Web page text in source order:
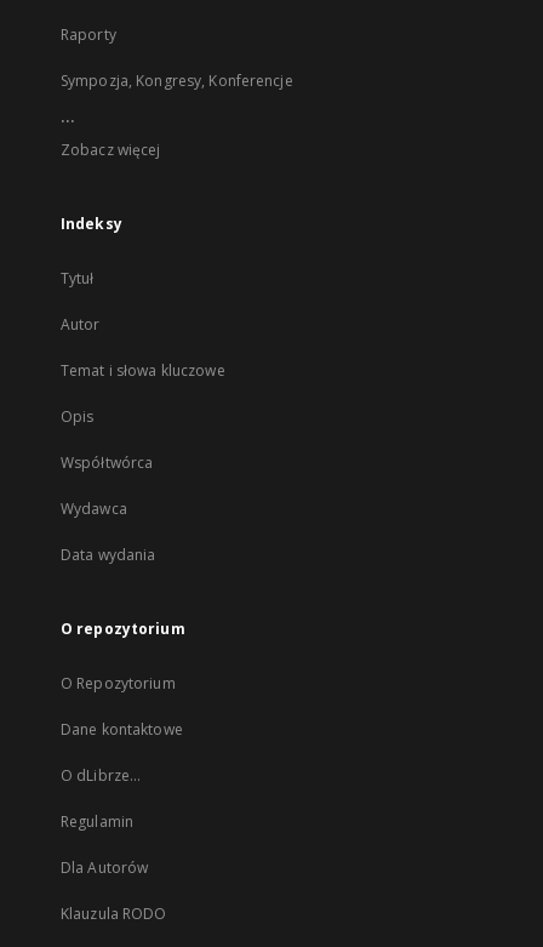
Raporty
Sympozja, Kongresy, Konferencje
...
Zobacz więcej
Indeksy
Tytuł
Autor
Temat i słowa kluczowe
Opis
Współtwórca
Wydawca
Data wydania
O repozytorium
O Repozytorium
Dane kontaktowe
O dLibrze...
Regulamin
Dla Autorów
Klauzula RODO